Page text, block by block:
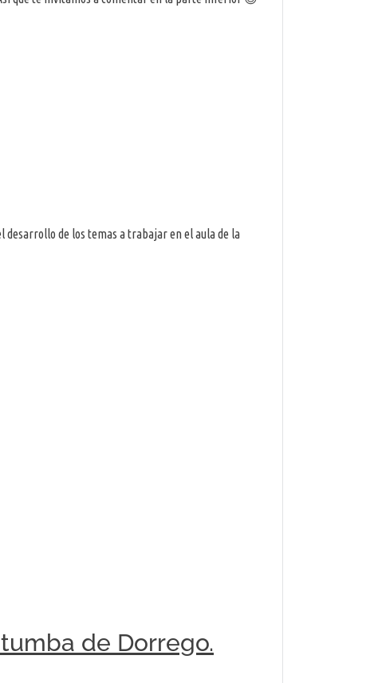
desarrollo de los temas a trabajar en el aula de la
de Dorrego.